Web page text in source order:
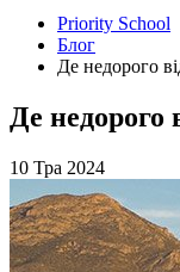
Priority School
Блог
Де недорого
Де недорого
10 Тра 2024